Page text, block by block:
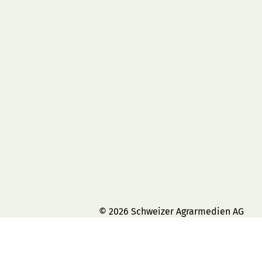
© 2026 Schweizer Agrarmedien AG